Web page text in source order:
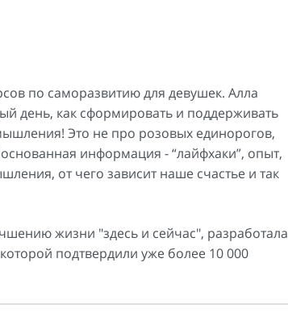
по саморазвитию для девушек. Алла
день, как сформировать и поддерживать
Это не про розовых единорогов,
информация - “лайфхаки”, опыт,
от чего зависит наше счастье и так
жизни "здесь и сейчас", разработала
подтвердили уже более 10 000